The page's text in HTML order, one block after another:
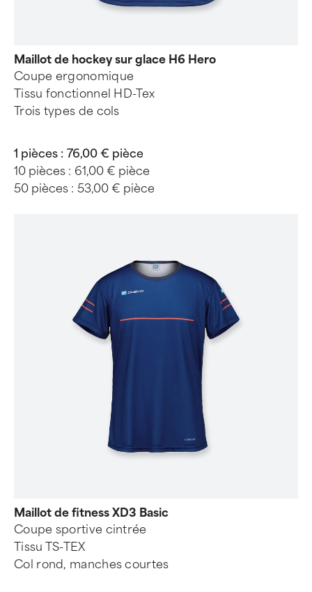
Maillot de hockey sur glace H6 Hero
Coupe ergonomique
Tissu fonctionnel HD-Tex
Trois types de cols
1 pièces : 76,00 € pièce
10 pièces : 61,00 € pièce
50 pièces : 53,00 € pièce
Maillot de fitness XD3 Basic
Coupe sportive cintrée
Tissu TS-TEX
Col rond, manches courtes